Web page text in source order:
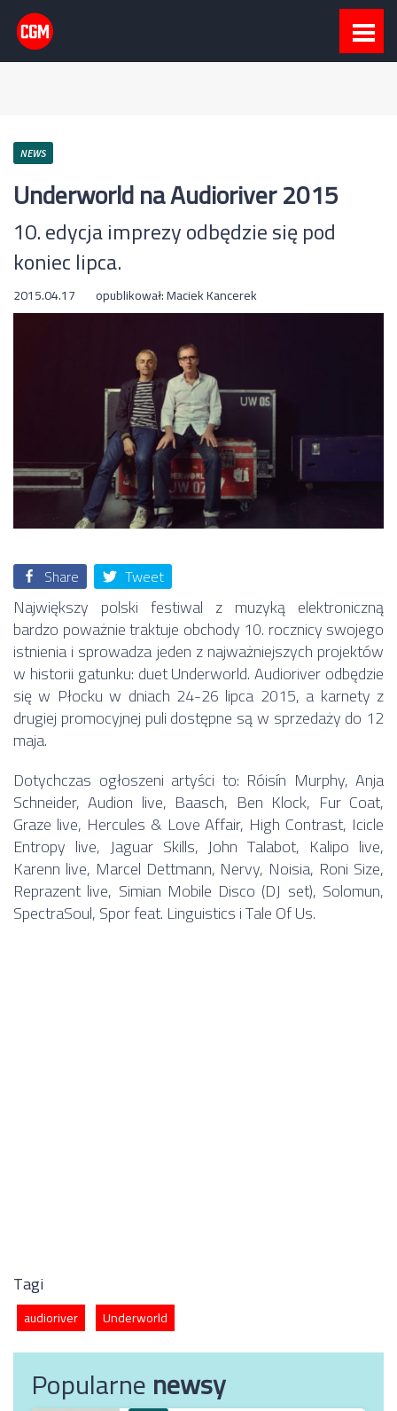
NEWS
Underworld na Audioriver 2015
10. edycja imprezy odbędzie się pod
koniec lipca.
2015.04.17 opublikował:Maciek Kancerek
Share Tweet
Największy polski festiwal z muzyką elektroniczną
bardzo poważnie traktuje obchody 10. rocznicy swojego
istnienia i sprowadza jeden z najważniejszych projektów
w historii gatunku: duet Underworld. Audioriver odbędzie
się w Płocku w dniach 24-26 lipca 2015, a karnety z
drugiej promocyjnej puli dostępne są w sprzedaży do 12
maja.
Dotychczas ogłoszeni artyści to: Róisín Murphy, Anja
Schneider, Audion live, Baasch, Ben Klock, Fur Coat,
Graze live, Hercules & Love Affair, High Contrast, Icicle
Entropy live, Jaguar Skills, John Talabot, Kalipo live,
Karenn live, Marcel Dettmann, Nervy, Noisia, Roni Size,
Reprazent live, Simian Mobile Disco (DJ set), Solomun,
SpectraSoul, Spor feat. Linguistics i Tale Of Us.
Tagi
audioriver Underworld
Popularnenewsy